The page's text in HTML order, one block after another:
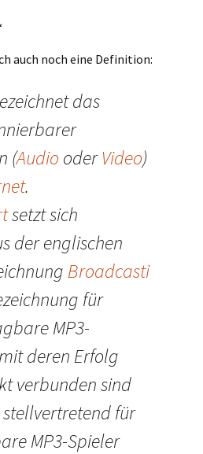
auch noch eine Definition:
das
(Audio oderVideo)
.
setzt sich
der englischen
Broadcasti
für
MP3-
deren Erfolg
verbunden sind
für
MP3-Spieler